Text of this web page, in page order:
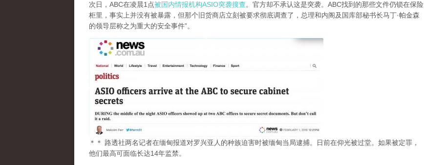
次日，ABC在凌晨1点被国内情报机构ASIO突袭搜查。官方却不承认这是突袭。ABC找到的那些文件仍锁在保险
柜里，事实上并没有被暴露，但那个旧货商店立刻被要求彻底调查了，总理和内阁及国库部秘书长马丁·帕金森
的领导层称之为重大的安全事件”。
＊＊ 路透社两名记者在缅甸报道对罗兴亚人的种族迫害时被缅甸当局逮捕。日前在仰光被过堂。如果被定罪，
他们最高可面临长达14年监禁。